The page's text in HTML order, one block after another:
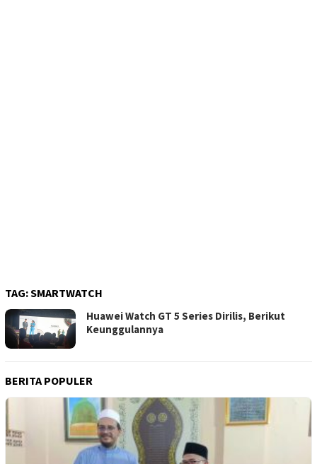
TAG:SMARTWATCH
Huawei Watch GT 5 Series Dirilis, Berikut
Keunggulannya
BERITA POPULER